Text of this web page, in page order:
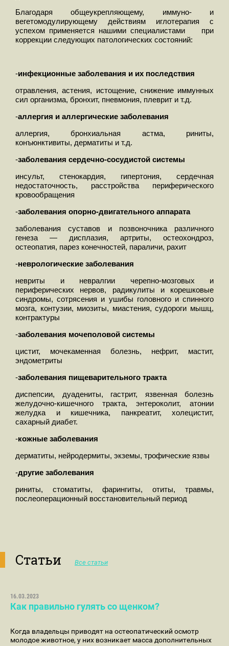
Благодаря общеукрепляющему, иммуно- и
вегетомодулирующему действиям иглотерапия с
успехом применяется нашими специалистами при
коррекции следующих патологических состояний:
-инфекционные заболевания и их последствия
отравления, астения, истощение, снижение иммунных
сил организма, бронхит, пневмония, плеврит и т.д.
-аллергия и аллергические заболевания
аллергия, бронхиальная астма, риниты,
конъюнктивиты, дерматиты и т.д.
-заболевания сердечно-сосудистой системы
инсульт, стенокардия, гипертония, сердечная
недостаточность, расстройства периферического
кровообращения
-заболевания опорно-двигательного аппарата
заболевания суставов и позвоночника различного
генеза — дисплазия, артриты, остеохондроз,
остеопатия, парез конечностей, параличи, рахит
-неврологические заболевания
невриты и невралгии черепно-мозговых и
периферических нервов, радикулиты и корешковые
синдромы, сотрясения и ушибы головного и спинного
мозга, контузии, миозиты, миастения, судороги мышц,
контрактуры
-заболевания мочеполовой системы
цистит, мочекаменная болезнь, нефрит, мастит,
эндометриты
-заболевания пищеварительного тракта
диспепсии, дуадениты, гастрит, язвенная болезнь
желудочно-кишечного тракта, энтероколит, атонии
желудка и кишечника, панкреатит, холецистит,
сахарный диабет.
-кожные заболевания
дерматиты, нейродермиты, экземы, трофические язвы
-другие заболевания
риниты, стоматиты, фарингиты, отиты, травмы,
послеоперационный восстановительный период
Статьи Все статьи
16.03.2023
Как правильно гулять со щенком?
Когда владельцы приводят на остеопатический осмотр
молодое животное, у них возникает масса дополнительных